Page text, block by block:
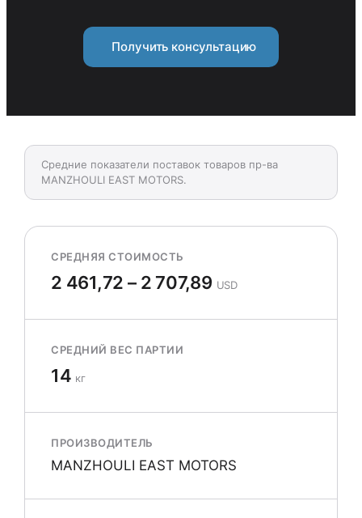
Получить консультацию
Средние показатели поставок товаров пр-ва
MANZHOULI EAST MOTORS.
СРЕДНЯЯ СТОИМОСТЬ
2 461,72 – 2 707,89 USD
СРЕДНИЙ ВЕС ПАРТИИ
14 кг
ПРОИЗВОДИТЕЛЬ
MANZHOULI EAST MOTORS